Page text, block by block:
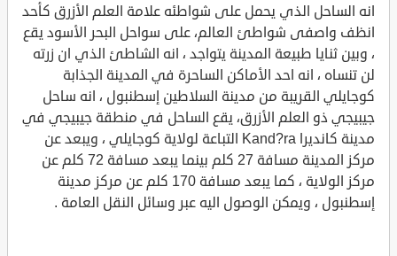
انه الساحل الذي يحمل على شواطئه علامة العلم الأزرق كأحد
انظف واصفى شواطئ العالم، على سواحل البحر الأسود يقع
، وبين ثنايا طبيعة المدينة يتواجد ، انه الشاطئ الذي ان زرته
لن تنساه ، انه احد الأماكن الساحرة في المدينة الجذابة
كوجايلي القريبة من مدينة السلاطين إسطنبول ، انه ساحل
جيبيجي ذو العلم الأزرق، يقع الساحل في منطقة جيبيجي في
مدينة كانديرا Kand?ra التباعة لولاية كوجايلي ، ويبعد عن
مركز المدينة مسافة 27 كلم بينما يبعد مسافة 72 كلم عن
مركز الولاية ، كما يبعد مسافة 170 كلم عن مركز مدينة
إسطنبول ، ويمكن الوصول اليه عبر وسائل النقل العامة .